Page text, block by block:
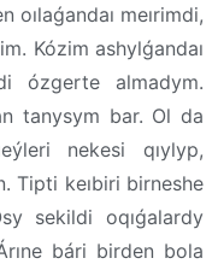
oılaǵandaı meırimdi,
Kózim ashylǵandaı
ózgerte almadym.
tanysym bar. Ol da
nekesi qıylyp,
Tipti keıbiri birneshe
sekildi oqıǵalardy
bári birden bola